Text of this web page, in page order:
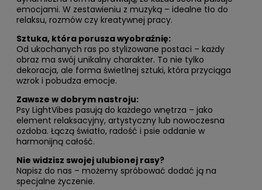
emocjami. W zestawieniu z muzyką – idealne tło do
relaksu, rozmów czy kreatywnej pracy.
Sztuka, która porusza wyobraźnię:
Od ukochanych ras po stylizowane postaci – każdy
obraz ma swój unikalny charakter. To nie tylko
dekoracja, ale forma świetlnej sztuki, która przyciąga
wzrok i pobudza emocje.
Zawsze w dobrym nastroju:
Psy LightVibes pasują do każdego wnętrza – jako
element relaksacyjny, artystyczny lub nowoczesna
ozdoba. Łączą światło, radość i psie oddanie w
harmonijną całość.
Nie widzisz swojej ulubionej rasy?
Napisz do nas – możemy spróbować dodać ją na
specjalne życzenie.